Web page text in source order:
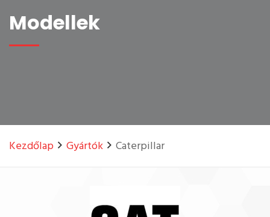
Modellek
Kezdőlap Gyártók Caterpillar